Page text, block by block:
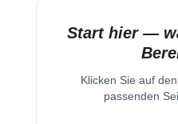
Start hier —
Klicken Sie auf den
passenden